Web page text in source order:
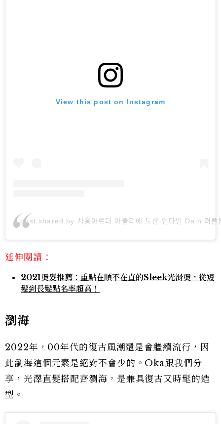
View this post on Instagram
A post shared by 차홍아르더 아뜰리에 도산 연다인
延伸閱讀：
2021燙髮推薦：重點在順不在直的Sleek光滑燙，從短
髮到長髮點名率超高！
瀏海
2022年，00年代的復古風潮還是會繼續流行，因
此瀏海這個元素是絕對不會少的。Oka跟我們分
享，光澤直髮搭配齊瀏海，是兼具復古又時髦的造
型。